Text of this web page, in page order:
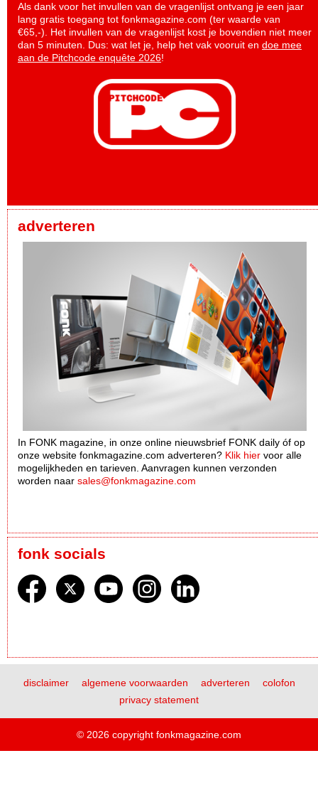
Als dank voor het invullen van de vragenlijst ontvang je een jaar
lang gratis toegang tot fonkmagazine.com (ter waarde van
€65,-). Het invullen van de vragenlijst kost je bovendien niet meer
dan 5 minuten. Dus: wat let je, help het vak vooruit en doe mee
aan de Pitchcode enquête 2026!
adverteren
In FONK magazine, in onze online nieuwsbrief FONK daily óf op
onze website fonkmagazine.com adverteren? Klik hier voor alle
mogelijkheden en tarieven. Aanvragen kunnen verzonden
worden naar sales@fonkmagazine.com
fonk socials
disclaimer algemene voorwaarden adverteren
colofon
privacy statement
© 2026 copyright fonkmagazine.com